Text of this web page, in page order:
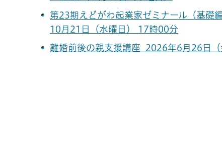
第23期えどがわ起業家ゼミナール（基
10月21日（水曜日） 17時00分
離婚前後の親支援講座 2026年6月26日